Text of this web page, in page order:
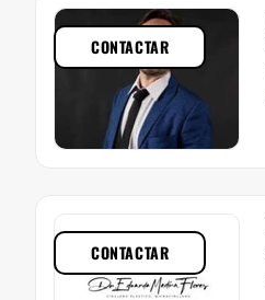
CONTACTAR
CONTACTAR